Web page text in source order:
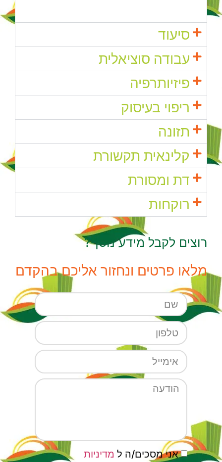
סיעוד
עבודה סוציאלית
פיזיותרפיה
ריפוי בעיסוק
תזונה
קלינאית תקשורת
דת ומסורת
רוקחות
רוצים לקבל מידע נוסף?
מלאו פרטים ונחזור אליכם בהקדם
אני מסכים/ה ל מדיניות